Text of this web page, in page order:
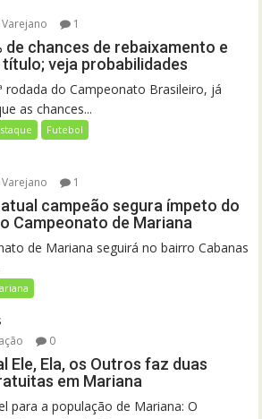
1
de chances de rebaixamento e
veja probabilidades
rodada do Campeonato Brasileiro, já
as chances...
Futebol
1
atual campeão segura ímpeto do
Campeonato de Mariana
de Mariana seguirá no bairro Cabanas
0
Ele, Ela, os Outros faz duas
em Mariana
para a população de Mariana: O